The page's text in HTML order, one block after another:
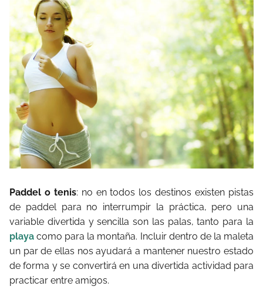
Paddel o tenis: no en todos los destinos existen pistas
de paddel para no interrumpir la práctica, pero una
variable divertida y sencilla son las palas, tanto para la
playa como para la montaña. Incluir dentro de la maleta
un par de ellas nos ayudará a mantener nuestro estado
de forma y se convertirá en una divertida actividad para
practicar entre amigos.